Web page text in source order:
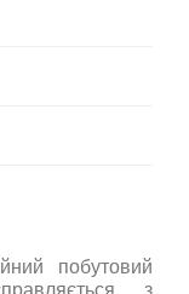
побутовий
з